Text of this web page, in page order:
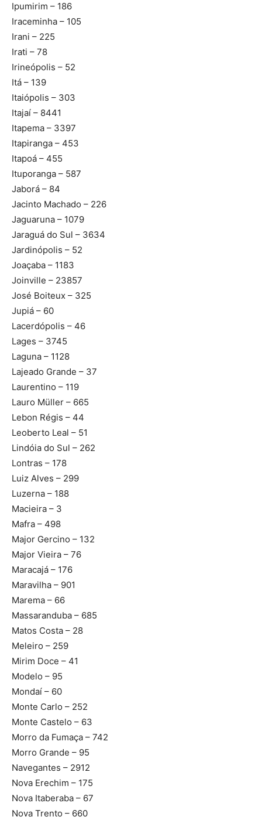
Ipumirim – 186
Iraceminha – 105
Irani – 225
Irati – 78
Irineópolis – 52
Itá – 139
Itaiópolis – 303
Itajaí – 8441
Itapema – 3397
Itapiranga – 453
Itapoá – 455
Ituporanga – 587
Jaborá – 84
Jacinto Machado – 226
Jaguaruna – 1079
Jaraguá do Sul – 3634
Jardinópolis – 52
Joaçaba – 1183
Joinville – 23857
José Boiteux – 325
Jupiá – 60
Lacerdópolis – 46
Lages – 3745
Laguna – 1128
Lajeado Grande – 37
Laurentino – 119
Lauro Müller – 665
Lebon Régis – 44
Leoberto Leal – 51
Lindóia do Sul – 262
Lontras – 178
Luiz Alves – 299
Luzerna – 188
Macieira – 3
Mafra – 498
Major Gercino – 132
Major Vieira – 76
Maracajá – 176
Maravilha – 901
Marema – 66
Massaranduba – 685
Matos Costa – 28
Meleiro – 259
Mirim Doce – 41
Modelo – 95
Mondaí – 60
Monte Carlo – 252
Monte Castelo – 63
Morro da Fumaça – 742
Morro Grande – 95
Navegantes – 2912
Nova Erechim – 175
Nova Itaberaba – 67
Nova Trento – 660